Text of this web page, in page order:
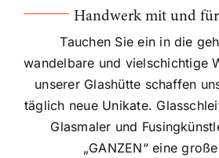
Handwerk mit und für
Tauchen Sie ein in die
wandelbare und vielschichtige
unserer Glashütte schaffen
täglich neue Unikate.
Glasmaler und
„GANZEN“ eine